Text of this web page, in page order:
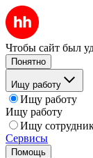
Чтобы сайт был
Понятно
Ищу работу
Ищу работу
Ищу работу
Ищу
Сервисы
Помощь